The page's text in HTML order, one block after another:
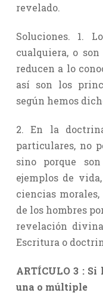
revelado.
Soluciones. 1.
cualquiera, o
reducen a lo
así son los
según hemos
2. En la
particulares, no
sino porque
ejemplos de
ciencias
de los hombres
revelación
Escritura o
ARTÍCULO 3 :
una o múltiple